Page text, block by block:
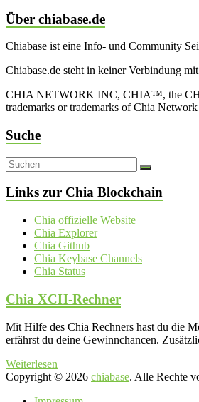
Über chiabase.de
Chiabase ist eine Info- und Community
Chiabase.de steht in keiner Verbindung
CHIA NETWORK INC, CHIA™, the
trademarks or trademarks of Chia
Suche
Links zur Chia Blockchain
Chia offizielle Website
Chia Explorer
Chia Github
Chia Keybase Channels
Chia Status
Chia XCH-Rechner
Mit Hilfe des Chia Rechners hast du die
erfährst du deine Gewinnchancen.
Weiterlesen
Copyright © 2026 chiabase. Alle Rechte